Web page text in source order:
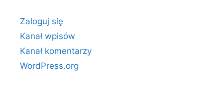
Zaloguj się
Kanał wpisów
Kanał komentarzy
WordPress.org